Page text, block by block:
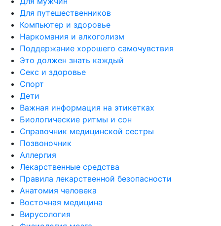
Для путешественников
Компьютер и здоровье
Наркомания и алкоголизм
Поддержание хорошего самочувствия
Это должен знать каждый
Секс и здоровье
Спорт
Дети
Важная информация на этикетках
Биологические ритмы и сон
Справочник медицинской сестры
Позвоночник
Аллергия
Лекарственные средства
Правила лекарственной безопасности
Aнатомия человека
Восточная медицина
Вирусология